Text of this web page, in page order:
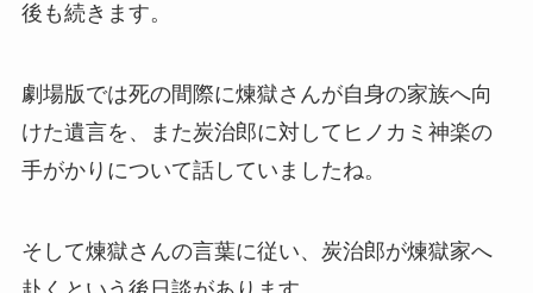
後も続きます。
劇場版では死の間際に煉獄さんが自身の家族へ向
けた遺言を、また炭治郎に対してヒノカミ神楽の
手がかりについて話していましたね。
そして煉獄さんの言葉に従い、炭治郎が煉獄家へ